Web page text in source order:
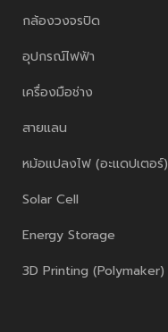
กล้องวงจรปิด
อุปกรณ์ไฟฟ้า
เครื่องมือช่าง
สายแลน
หม้อแปลงไฟ (อะแดปเตอร์)
Solar Cell
Energy Storage
3D Printing (Polymaker)